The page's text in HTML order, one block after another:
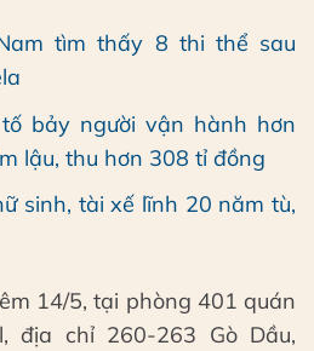
tìm thấy 8 thi thể sau
bảy người vận hành hơn
lậu, thu hơn 308 tỉ đồng
sinh, tài xế lĩnh 20 năm tù,
14/5, tại phòng 401 quán
địa chỉ 260-263 Gò Dầu,